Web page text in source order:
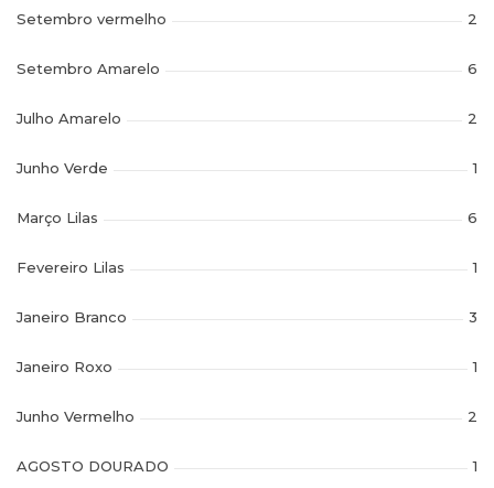
Setembro vermelho 2
Setembro Amarelo 6
Julho Amarelo 2
Junho Verde 1
Março Lilas 6
Fevereiro Lilas 1
Janeiro Branco 3
Janeiro Roxo 1
Junho Vermelho 2
AGOSTO DOURADO 1